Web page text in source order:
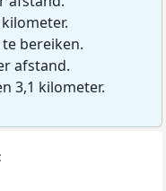
bereiken.
afstand.
3,1 kilometer.